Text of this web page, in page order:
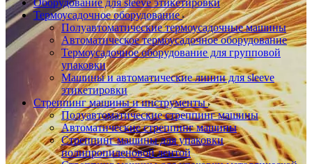
Оборудование для sleeve этикетировки
Термоусадочное оборудование
Полуавтоматические термоусадочные машины
Автоматическое термоусадочное оборудование
Термоусадочное оборудование для групповой
упаковки
Машины и автоматические линии для sleeve
этикетировки
Стреппинг машины и инструменты
Полуавтоматические стреппинг машины
Автоматические стреппинг машины
Стреппинг машины для упаковки
полипропиленовой лентой